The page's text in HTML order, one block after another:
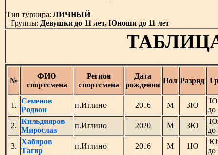
Тип турнира: ЛИЧНЫЙ
Группы: Девушки до 11 лет, Юноши до 11 лет
№
ФИО
спортсмена
Регион
спортсмена
Дата
рождения
Пол Разряд
1.
Семенов
Родион
п.Иглино 2016 М 3Ю
до
2.
Кильдияров
Мирослав
п.Иглино 2020 М 3Ю
до
3.
Хабиров
Тагир
п.Иглино 2016 М 1Ю
до